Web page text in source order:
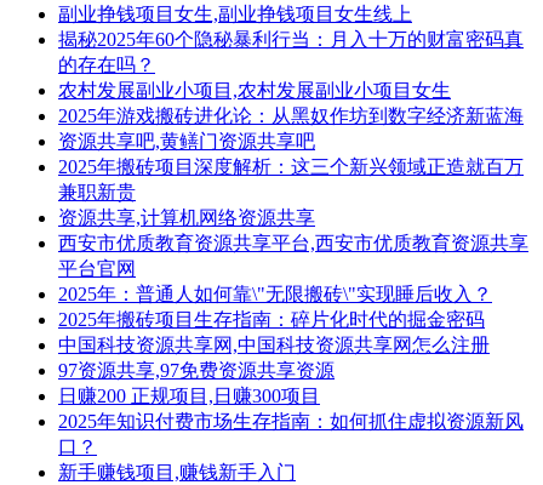
副业挣钱项目女生,副业挣钱项目女生线上
揭秘2025年60个隐秘暴利行当：月入十万的财富密码真
的存在吗？
农村发展副业小项目,农村发展副业小项目女生
2025年游戏搬砖进化论：从黑奴作坊到数字经济新蓝海
资源共享吧,黄鳝门资源共享吧
2025年搬砖项目深度解析：这三个新兴领域正造就百万
兼职新贵
资源共享,计算机网络资源共享
西安市优质教育资源共享平台,西安市优质教育资源共享
平台官网
2025年：普通人如何靠\"无限搬砖\"实现睡后收入？
2025年搬砖项目生存指南：碎片化时代的掘金密码
中国科技资源共享网,中国科技资源共享网怎么注册
97资源共享,97免费资源共享资源
日赚200 正规项目,日赚300项目
2025年知识付费市场生存指南：如何抓住虚拟资源新风
口？
新手赚钱项目,赚钱新手入门